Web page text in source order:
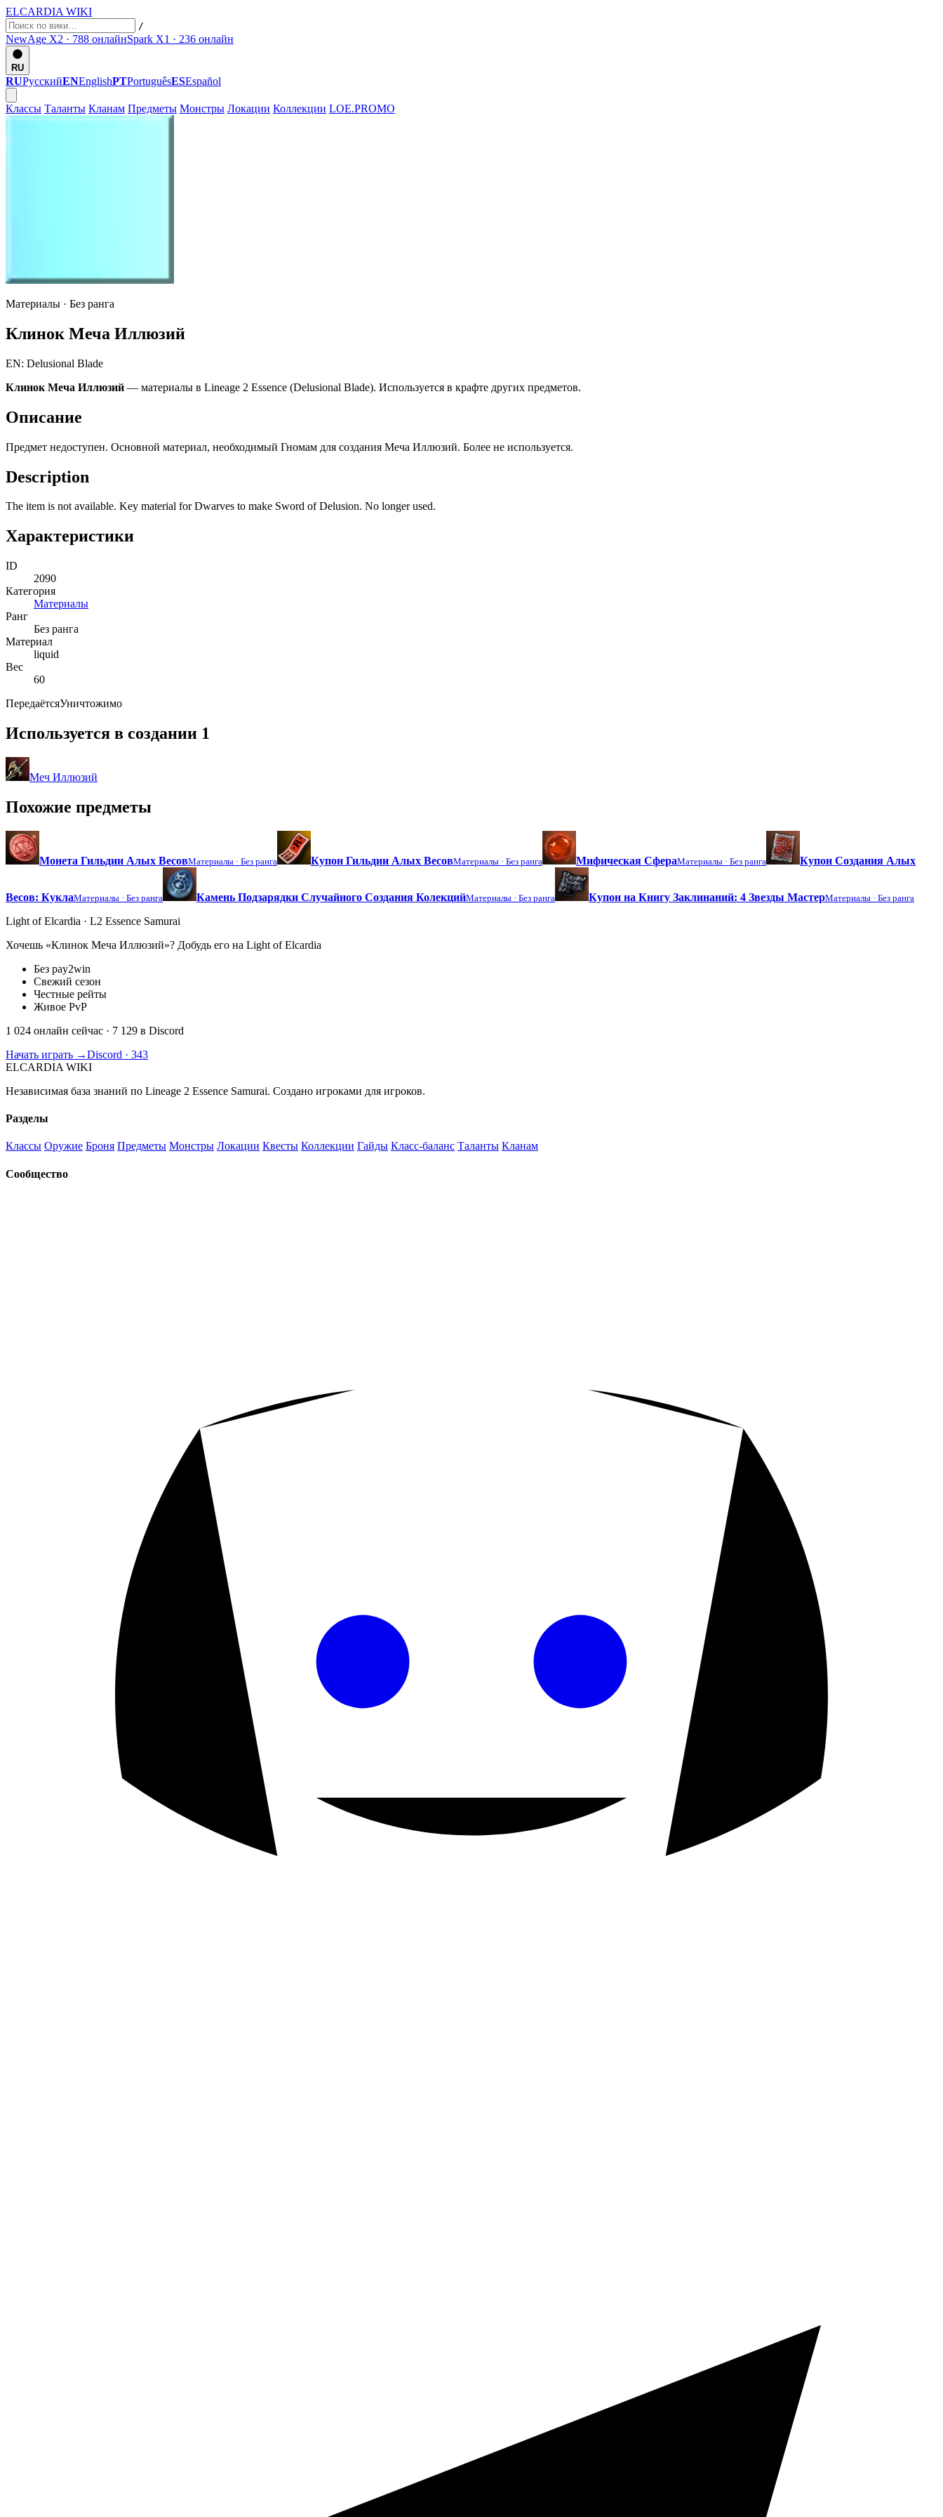
ELCARDIA WIKI
/
NewAge X2 · 788 онлайнSpark X1 · 236 онлайн
RU
RUРусскийENEnglishPTPortuguêsESEspañol
Классы Таланты Кланам Предметы Монстры Локации Коллекции LOE.PROMO
Материалы · Без ранга
Клинок Меча Иллюзий
EN: Delusional Blade
Клинок Меча Иллюзий — материалы в Lineage 2 Essence (Delusional Blade). Используется в крафте других предметов.
Описание
Предмет недоступен. Основной материал, необходимый Гномам для создания Меча Иллюзий. Более не используется.
Description
The item is not available. Key material for Dwarves to make Sword of Delusion. No longer used.
Характеристики
ID
2090
Категория
Материалы
Ранг
Без ранга
Материал
liquid
Вес
60
ПередаётсяУничтожимо
Используется в создании 1
Меч Иллюзий
Похожие предметы
Монета Гильдии Алых ВесовМатериалы · Без ранга Купон Гильдии Алых ВесовМатериалы · Без ранга Мифическая СфераМатериалы · Без ранга Купон Создания Алых
Весов: КуклаМатериалы · Без ранга Камень Подзарядки Случайного Создания КолекцийМатериалы · Без ранга Купон на Книгу Заклинаний: 4 Звезды МастерМатериалы · Без ранга
Light of Elcardia · L2 Essence Samurai
Хочешь «Клинок Меча Иллюзий»? Добудь его на Light of Elcardia
Без pay2win
Свежий сезон
Честные рейты
Живое PvP
1 024 онлайн сейчас · 7 129 в Discord
Начать играть →Discord · 343
ELCARDIA WIKI
Независимая база знаний по Lineage 2 Essence Samurai. Создано игроками для игроков.
Разделы
Классы Оружие Броня Предметы Монстры Локации Квесты Коллекции Гайды Класс-баланс Таланты Кланам
Сообщество